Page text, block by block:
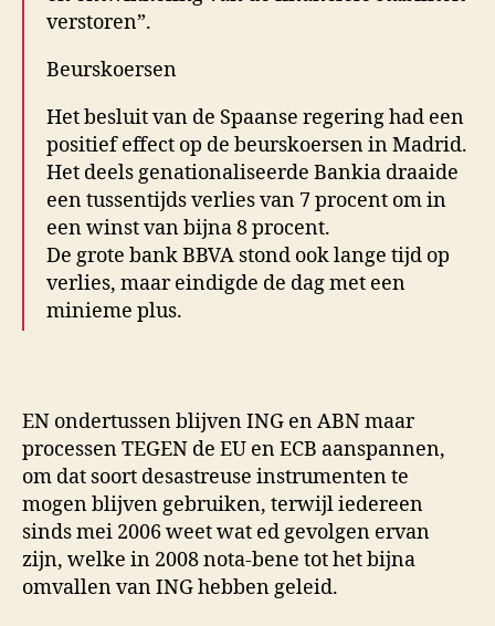
verstoren”.
Beurskoersen
Het besluit van de Spaanse regering had een
positief effect op de beurskoersen in Madrid.
Het deels genationaliseerde Bankia draaide
een tussentijds verlies van 7 procent om in
een winst van bijna 8 procent.
De grote bank BBVA stond ook lange tijd op
verlies, maar eindigde de dag met een
minieme plus.
EN ondertussen blijven ING en ABN maar
processen TEGEN de EU en ECB aanspannen,
om dat soort desastreuse instrumenten te
mogen blijven gebruiken, terwijl iedereen
sinds mei 2006 weet wat ed gevolgen ervan
zijn, welke in 2008 nota-bene tot het bijna
omvallen van ING hebben geleid.